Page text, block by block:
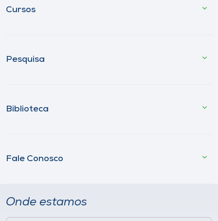
Cursos
Pesquisa
Biblioteca
Fale Conosco
Onde estamos